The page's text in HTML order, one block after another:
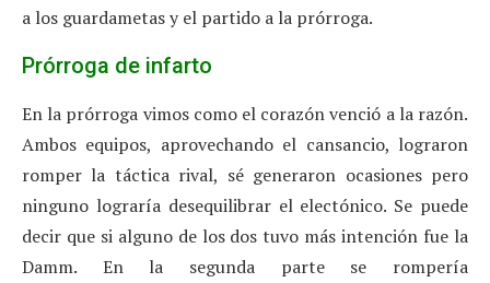
a los guardametas y el partido a la prórroga.
Prórroga de infarto
En la prórroga vimos como el corazón venció a la razón.
Ambos equipos, aprovechando el cansancio, lograron
romper la táctica rival, sé generaron ocasiones pero
ninguno lograría desequilibrar el electónico. Se puede
decir que si alguno de los dos tuvo más intención fue la
Damm. En la segunda parte se rompería